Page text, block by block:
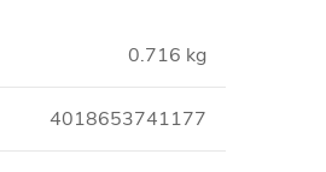
0.716 kg
4018653741177